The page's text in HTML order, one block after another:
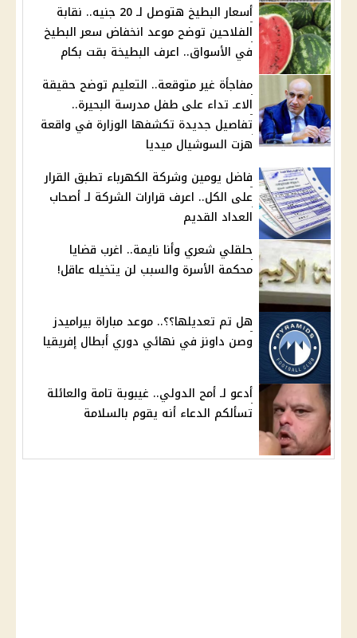
أسعار البطيخ هتوصل لـ 20 جنيه.. نقابة
الفلاحين توضح موعد انخفاض سعر البطيخ
في الأسواق.. اعرف البطيخة بقت بكام
مفاجأة غير متوقعة.. التعليم توضح حقيقة
الاعـ تداء على طفل مدرسة البحيرة..
تفاصيل جديدة تكشفها الوزارة في واقعة
هزت السوشيال ميديا
فاضل يومين وشركة الكهرباء تطبق القرار
على الكل.. اعرف قرارات الشركة لـ أصحاب
العداد القديم
حلقلي شعري وأنا نايمة.. اغرب قضايا
محكمة الأسرة والسبب لن يتخيله عاقل!
هل تم تعديلها؟؟.. موعد مباراة بيراميدز
وصن داونز في نهائي دوري أبطال إفريقيا
أدعو لـ أمح الدولي.. غيبوبة تامة والعائلة
تسألكم الدعاء أنه يقوم بالسلامة